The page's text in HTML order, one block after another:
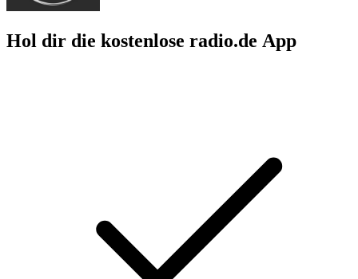
Hol dir die kostenlose radio.de App